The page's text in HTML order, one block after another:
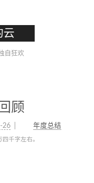
云
自狂欢
顾
26 年度总结
千字左右。